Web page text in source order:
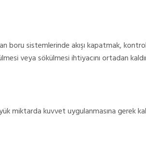
boru sistemlerinde akışı kapatmak,
veya sökülmesi ihtiyacını ortadan
miktarda kuvvet uygulanmasına gerek